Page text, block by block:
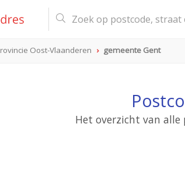
Oost-Vlaanderen gemeente Gent
Het overzicht van alle